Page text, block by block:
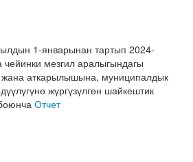
1-январынан тартып 2024-
мезгил аралыгындагы
аткарылышына, муниципалдык
жүргүзүлгөн шайкештик
Отчет